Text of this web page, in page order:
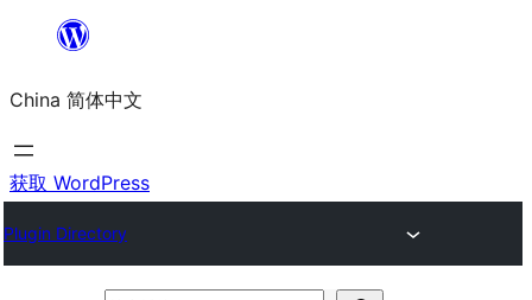
内
容
China 简体中文
获取 WordPress
Plugin Directory